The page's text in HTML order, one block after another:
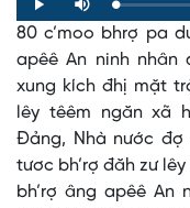
Play Mute Loaded:
0%
Progress:
0%
80 c’moo bhrợ pa
apêê An ninh nhân
xung kích đhị mặt
lêy têêm ngăn xã
Đảng, Nhà nước đợ
tươc bh’rợ đăh zư lêy
bh’rợ âng apêê An